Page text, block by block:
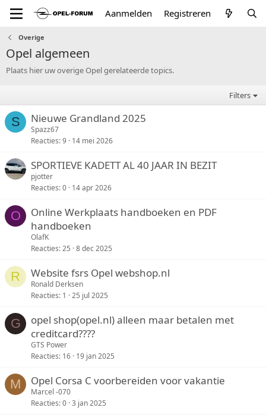
Aanmelden Registreren
Overige
Opel algemeen
Plaats hier uw overige Opel gerelateerde topics.
Filters
S Nieuwe Grandland 2025
Spazz67
Reacties 9 14 mei 2026
SPORTIEVE KADETT AL 40 JAAR IN BEZIT
pjotter
Reacties 0 14 apr 2026
O
Online Werkplaats handboeken en PDF
handboeken
OlafK
Reacties 25 8 dec 2025
R Website fsrs Opel webshop.nl
Ronald Derksen
Reacties 1 25 jul 2025
G
opel shop(opel.nl) alleen maar betalen met
creditcard????
GTS Power
Reacties 16 19 jan 2025
M Opel Corsa C voorbereiden voor vakantie
Marcel -070
Reacties 0 3 jan 2025